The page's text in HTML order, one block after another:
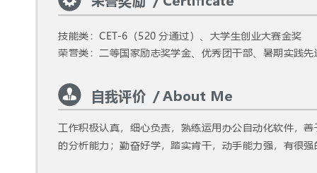
技能类： CET-6 （520 分通过）、大学生创业大赛金奖
荣誉类：二等国家励志奖学金、优秀团干部、暑期实践先
自我评价
  / About Me
工作积极认真，细心负责，熟练运用办公自动化软件，
的分析能力；勤奋好学，踏实肯干，动手能力强，有很